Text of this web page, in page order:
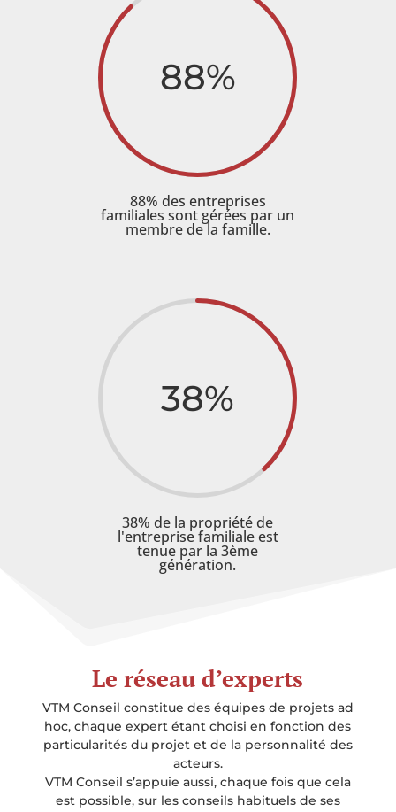
88%
88% des entreprises
familiales sont gérées par un
membre de la famille.
38%
38% de la propriété de
l'entreprise familiale est
tenue par la 3ème
génération.
Le réseau d’experts
VTM Conseil constitue des équipes de projets ad
hoc, chaque expert étant choisi en fonction des
particularités du projet et de la personnalité des
acteurs.
VTM Conseil s’appuie aussi, chaque fois que cela
est possible, sur les conseils habituels de ses